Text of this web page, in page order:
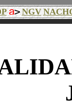
NGV